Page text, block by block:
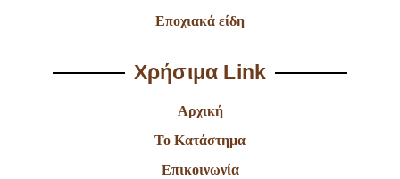
Εποχιακά είδη
Χρήσιμα Link
Αρχική
Το Κατάστημα
Επικοινωνία